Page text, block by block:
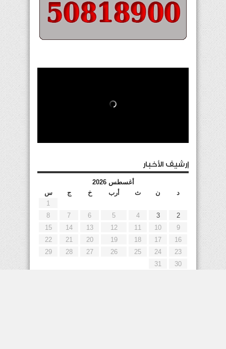
إرشيف الأخبار
أغسطس 2026
د
ن ث أرب خ ج
س
1
2
3
4
5
6
7
8
9
10
11
12
13
14
15
16
17
18
19
20
21
22
23
24
25
26
27
28
29
30
31